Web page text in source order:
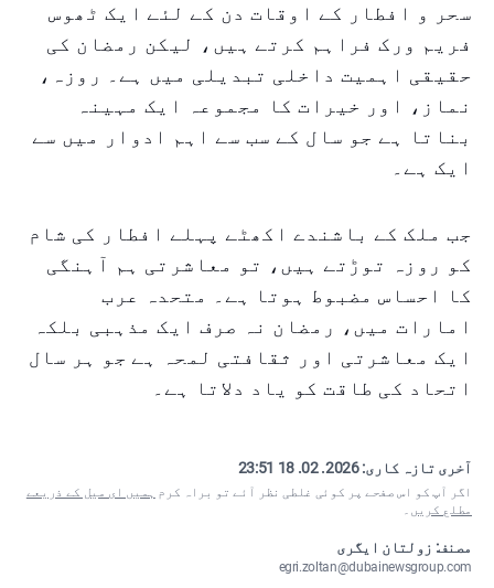
سحر و افطار کے اوقات دن کے لئے ایک ٹھوس
فریم ورک فراہم کرتے ہیں، لیکن رمضان کی
حقیقی اہمیت داخلی تبدیلی میں ہے۔ روزہ،
نماز، اور خیرات کا مجموعہ ایک مہینہ
بناتا ہے جو سال کے سب سے اہم ادوار میں سے
ایک ہے۔
جب ملک کے باشندے اکھٹے پہلے افطار کی شام
کو روزہ توڑتے ہیں، تو معاشرتی ہم آہنگی
کا احساس مضبوط ہوتا ہے۔ متحدہ عرب
امارات میں، رمضان نہ صرف ایک مذہبی بلکہ
ایک معاشرتی اور ثقافتی لمحہ ہے جو ہر سال
اتحاد کی طاقت کو یاد دلاتا ہے۔
آخری تازہ کاری:2026. 02. 18 23:51
اگر آپ کو اس صفحے پر کوئی غلطی نظر آئے تو براہ کرم ہمیں ای میل کے ذریعے
مطلع کریں ۔
مصنف: زولتان ایگری
egri.zoltan@dubainewsgroup.com